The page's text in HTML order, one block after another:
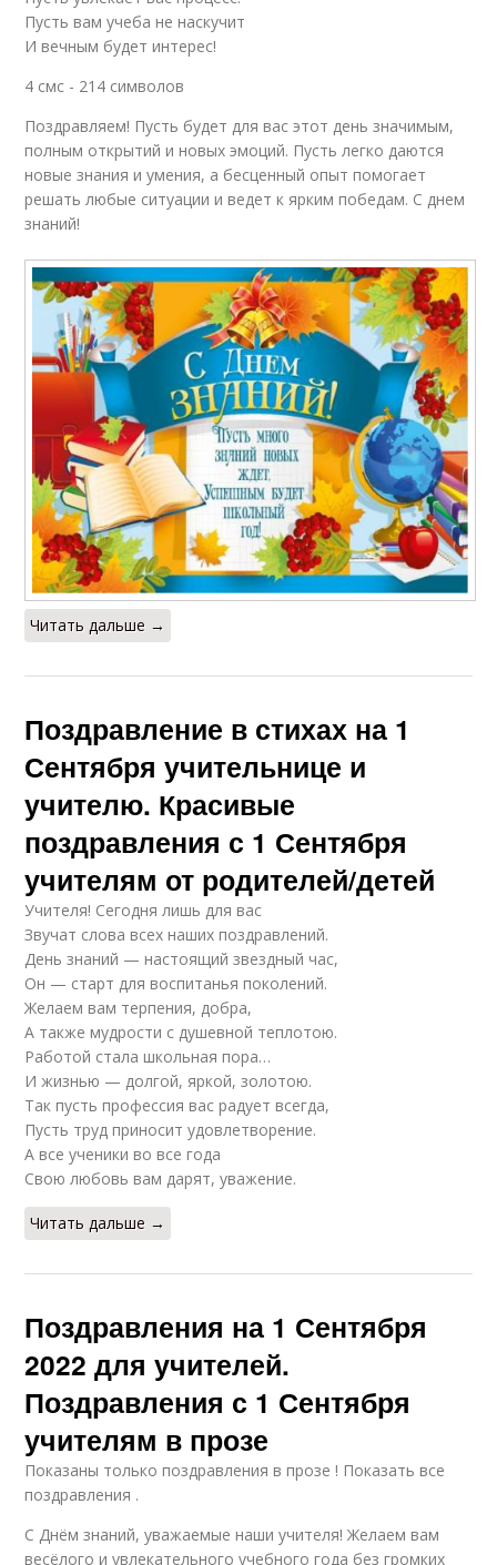
Пусть вам учеба не наскучит
И вечным будет интерес!
4 смс - 214 символов
Поздравляем! Пусть будет для вас этот день значимым,
полным открытий и новых эмоций. Пусть легко даются
новые знания и умения, а бесценный опыт помогает
решать любые ситуации и ведет к ярким победам. С днем
знаний!
Читать дальше →
Поздравление в стихах на 1
Сентября учительнице и
учителю. Красивые
поздравления с 1 Сентября
учителям от родителей/детей
Учителя! Сегодня лишь для вас
Звучат слова всех наших поздравлений.
День знаний — настоящий звездный час,
Он — старт для воспитанья поколений.
Желаем вам терпения, добра,
А также мудрости с душевной теплотою.
Работой стала школьная пора…
И жизнью — долгой, яркой, золотою.
Так пусть профессия вас радует всегда,
Пусть труд приносит удовлетворение.
А все ученики во все года
Свою любовь вам дарят, уважение.
Читать дальше →
Поздравления на 1 Сентября
2022 для учителей.
Поздравления с 1 Сентября
учителям в прозе
Показаны только поздравления в прозе ! Показать все
поздравления .
С Днём знаний, уважаемые наши учителя! Желаем вам
весёлого и увлекательного учебного года без громких